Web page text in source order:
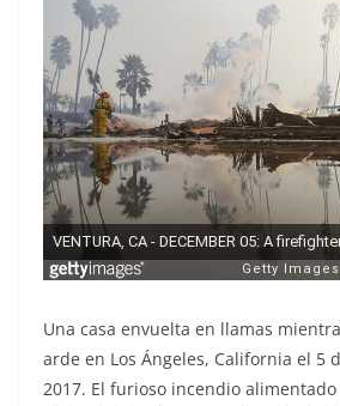
Una casa envuelta en llamas
arde en Los Ángeles, California el 5
2017. El furioso incendio